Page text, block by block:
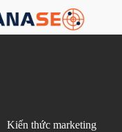
Kiến thức marketing